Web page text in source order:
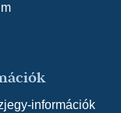
információk